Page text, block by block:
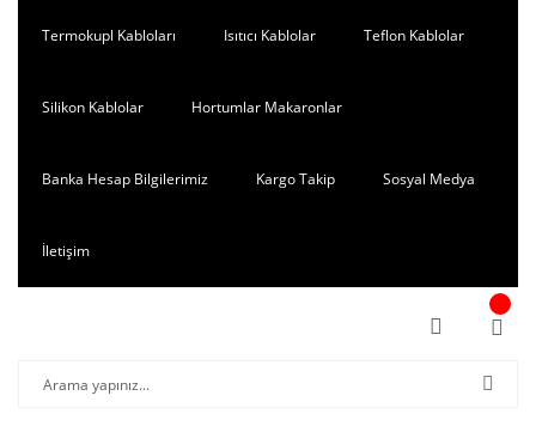
Termokupl Kabloları Isıtıcı Kablolar Teflon Kablolar
Silikon Kablolar Hortumlar Makaronlar
Banka Hesap Bilgilerimiz Kargo Takip Sosyal Medya
İletişim